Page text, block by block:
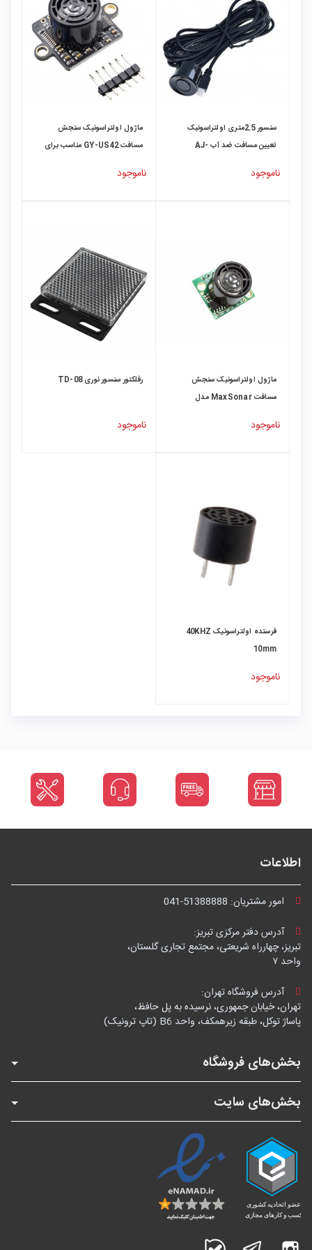
سنسور 2.5متری اولتراسونیک
تعیین مسافت ضد آب AJ-
ناموجود
ماژول اولتراسونیک سنجش
مسافت GY-US42 مناسب برای
ناموجود
ماژول اولتراسونیک سنجش
مسافت MaxSonar مدل
ناموجود
رفلکتور سنسور نوری TD-08
ناموجود
فرستده اولتراسونیک 40KHZ
10mm
ناموجود
اطلاعات
امور مشتریان: 041-51388888
آدرس دفتر مرکزی تبریز:
تبریز، چهارراه شریعتی، مجتمع تجاری گلستان،
واحد ۷
آدرس فروشگاه تهران:
تهران، خیابان جمهوری، نرسیده به پل حافظ،
پاساژ توکل، طبقه زیرهمکف، واحد B6 (تاپ ترونیک)
بخش‌های فروشگاه
بخش‌های سایت
اینستاگرام تلگرام